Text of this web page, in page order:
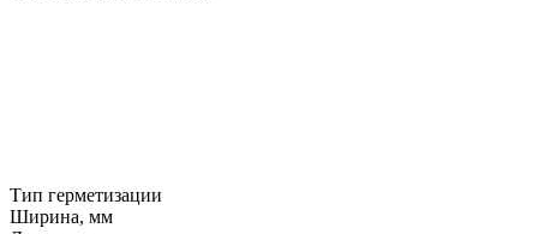
Тип герметизации
Ширина, мм